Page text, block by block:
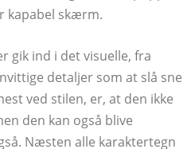
kapabel skærm.
gik ind i det visuelle, fra
detaljer som at slå sne
ved stilen, er, at den ikke
den kan også blive
Næsten alle karaktertegn